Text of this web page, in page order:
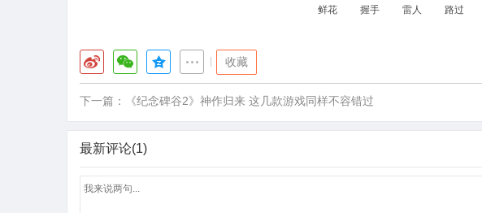
鲜花 握手 雷人 路过
收藏
下一篇： 《纪念碑谷2》神作归来 这几款游戏同样不容错过
最新评论(1)